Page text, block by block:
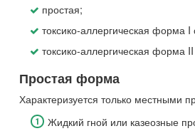
простая;
токсико-аллергическая форма
токсико-аллергическая форма
Простая форма
Характеризуется только местными
Жидкий гной или казеозные